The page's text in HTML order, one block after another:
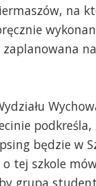
na
zaplanowana
podkreśla,
będzie w
tej szkole
grupa